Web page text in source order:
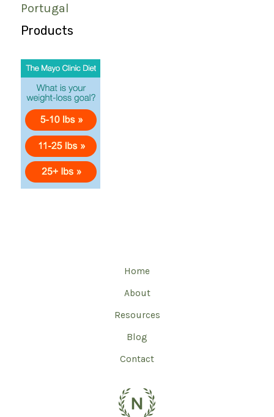
Portugal
Products
Home
About
Resources
Blog
Contact